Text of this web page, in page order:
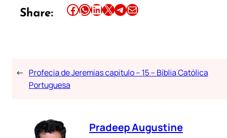
Share: Share this article on Facebook Share this article on WhatsApp Share this article on LinkedIn Share this article on X Share this article on TelegramEmail this Article
← Profecia de Jeremias capitulo – 15 – Bíblia Católica
Portuguesa
Pradeep Augustine